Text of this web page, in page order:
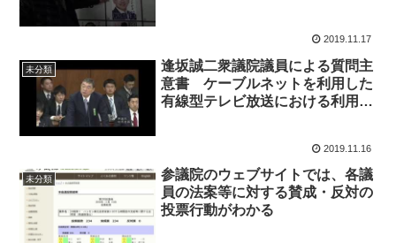
2019.11.17
未分類
逢坂誠二衆議院議員による質問主
意書 ケーブルネットを利用した
有線型テレビ放送における利用者
2019.11.16
未分類
参議院のウェブサイトでは、各議
員の法案等に対する賛成・反対の
投票行動がわかる